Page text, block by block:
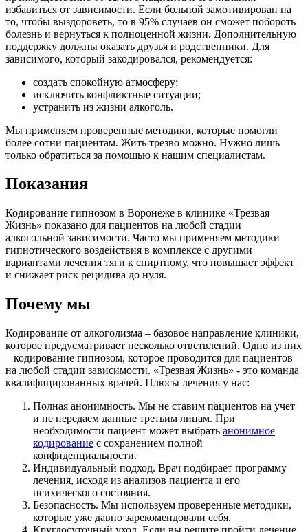
избавиться от зависимости. Если больной замотивирован на
то, чтобы выздороветь, то в 95% случаев он сможет побороть
болезнь и вернуться к полноценной жизни. Дополнительную
поддержку должны оказать друзья и родственники. Для
зависимого, который закодировался, рекомендуется:
создать спокойную атмосферу;
исключить конфликтные ситуации;
устранить из жизни алкоголь.
Мы применяем проверенные методики, которые помогли
более сотни пациентам. Жить трезво можно. Нужно лишь
только обратиться за помощью к нашим специалистам.
Показания
Кодирование гипнозом в Воронеже в клинике «Трезвая
Жизнь» показано для пациентов на любой стадии
алкогольной зависимости. Часто мы применяем методики
гипнотического воздействия в комплексе с другими
вариантами лечения тяги к спиртному, что повышает эффект
и снижает риск рецидива до нуля.
Почему мы
Кодирование от алкоголизма – базовое направление клиники,
которое предусматривает несколько ответвлений. Одно из них
– кодирование гипнозом, которое проводится для пациентов
на любой стадии зависимости. «Трезвая Жизнь» - это команда
квалифицированных врачей. Плюсы лечения у нас:
Полная анонимность. Мы не ставим пациентов на учет
и не передаем данные третьим лицам. При
необходимости пациент может выбрать анонимное
кодирование с сохранением полной
конфиденциальности.
Индивидуальный подход. Врач подбирает программу
лечения, исходя из анализов пациента и его
психического состояния.
Безопасность. Мы используем проверенные методики,
которые уже давно зарекомендовали себя.